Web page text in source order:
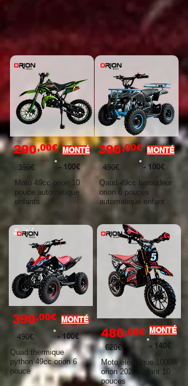
290,00€ MONTÉ
390€ - 100€
Moto 49cc orion 10
pouce automatique
enfants
390,00€ MONTÉ
490€ - 100€
Qaud 49cc baroudeur
orion 6 pouces
automatique enfant
390,00€ MONTÉ
490€ - 100€
Quad thermique
python 49cc orion 6
pouce
,00€ MONTÉ
480
620€ - 140€
Moto éléctrique 1000w
orion 2026 enfant 10
pouces